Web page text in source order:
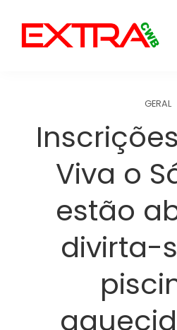
content
GERAL
Viva o
estão
divirta-